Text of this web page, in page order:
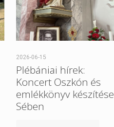
2026-06-15
Plébániai hírek:
Koncert Oszkón és
emlékkönyv készítése
Sében